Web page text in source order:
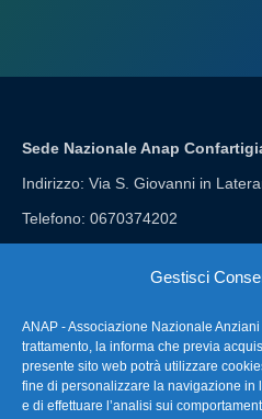
Gestisci
ANAP - Associazione Nazionale
trattamento, la informa che previa
presente sito web potrà utilizzare
fine di personalizzare la navigazione in
e di effettuare l’analisi sui
Sede Nazionale Anap
Indirizzo: Via S. Giovanni in
Telefono: 0670374202
FAQ – Domande
La nostra Newsletter